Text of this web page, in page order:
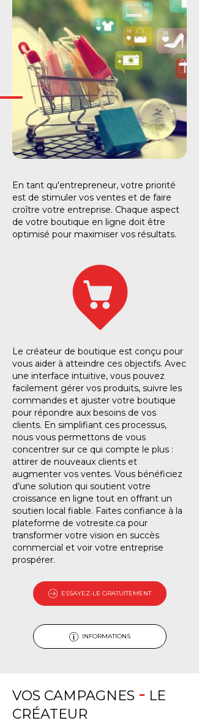
En tant qu'entrepreneur, votre priorité
est de stimuler vos ventes et de faire
croître votre entreprise. Chaque aspect
de votre boutique en ligne doit être
optimisé pour maximiser vos résultats.
ESSAYEZ-LE GRATUITEMENT
Le créateur de boutique est conçu pour
vous aider à atteindre ces objectifs. Avec
une interface intuitive, vous pouvez
facilement gérer vos produits, suivre les
commandes et ajuster votre boutique
pour répondre aux besoins de vos
clients. En simplifiant ces processus,
nous vous permettons de vous
concentrer sur ce qui compte le plus :
attirer de nouveaux clients et
augmenter vos ventes. Vous bénéficiez
d’une solution qui soutient votre
croissance en ligne tout en offrant un
soutien local fiable. Faites confiance à la
plateforme de votresite.ca pour
transformer votre vision en succès
commercial et voir votre entreprise
prospérer.
INFORMATIONS
VOS CAMPAGNES -LE
CRÉATEUR